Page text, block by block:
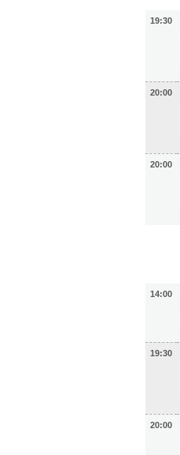
19:30
20:00
20:00
14:00
19:30
20:00